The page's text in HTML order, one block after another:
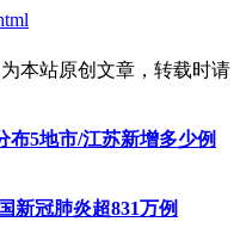
本站原创文章，转载时请
布5地市/江苏新增多少例
新冠肺炎超831万例